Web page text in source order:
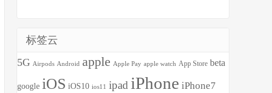
标签云
5G Airpods Android apple Apple Pay apple watch App Store beta
google iOS iOS10 ios11 ipad iPhone iPhone7